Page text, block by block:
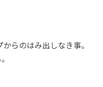
らのはみ出しなき事。